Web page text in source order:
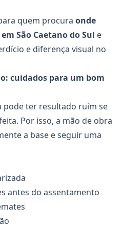
quem procura onde
São Caetano do Sul e
e diferença visual no
cuidados para um bom
pode ter resultado ruim se
Por isso, a mão de obra
a base e seguir uma
antes do assentamento